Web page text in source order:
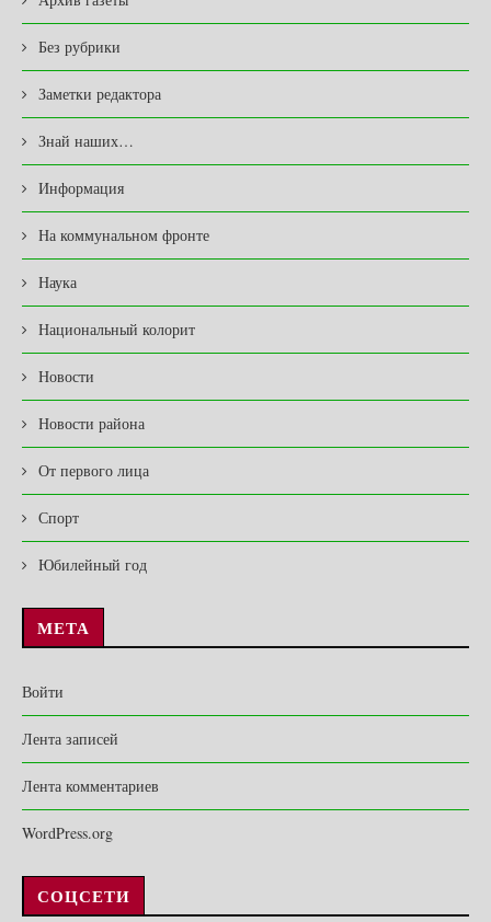
Без рубрики
Заметки редактора
Знай наших…
Информация
На коммунальном фронте
Наука
Национальный колорит
Новости
Новости района
От первого лица
Спорт
Юбилейный год
МЕТА
Войти
Лента записей
Лента комментариев
WordPress.org
СОЦСЕТИ